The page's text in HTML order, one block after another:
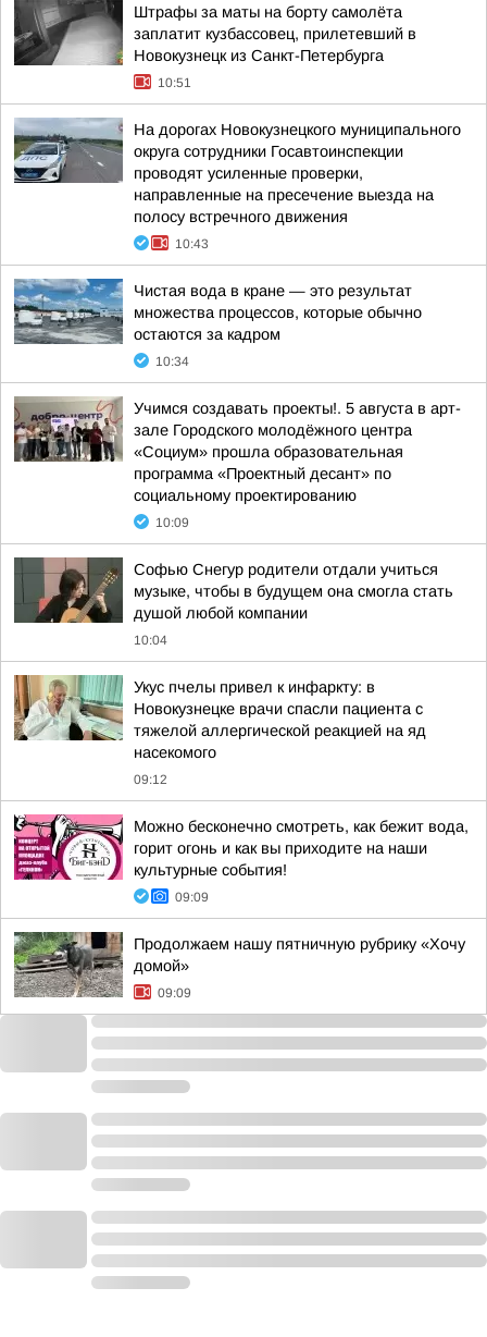
Штрафы за маты на борту самолёта
заплатит кузбассовец, прилетевший в
Новокузнецк из Санкт-Петербурга
10:51
На дорогах Новокузнецкого муниципального
округа сотрудники Госавтоинспекции
проводят усиленные проверки,
направленные на пресечение выезда на
полосу встречного движения
10:43
Чистая вода в кране — это результат
множества процессов, которые обычно
остаются за кадром
10:34
Учимся создавать проекты!. 5 августа в арт-
зале Городского молодёжного центра
«Социум» прошла образовательная
программа «Проектный десант» по
социальному проектированию
10:09
Софью Снегур родители отдали учиться
музыке, чтобы в будущем она смогла стать
душой любой компании
10:04
Укус пчелы привел к инфаркту: в
Новокузнецке врачи спасли пациента с
тяжелой аллергической реакцией на яд
насекомого
09:12
Можно бесконечно смотреть, как бежит вода,
горит огонь и как вы приходите на наши
культурные события!
09:09
Продолжаем нашу пятничную рубрику «Хочу
домой»
09:09